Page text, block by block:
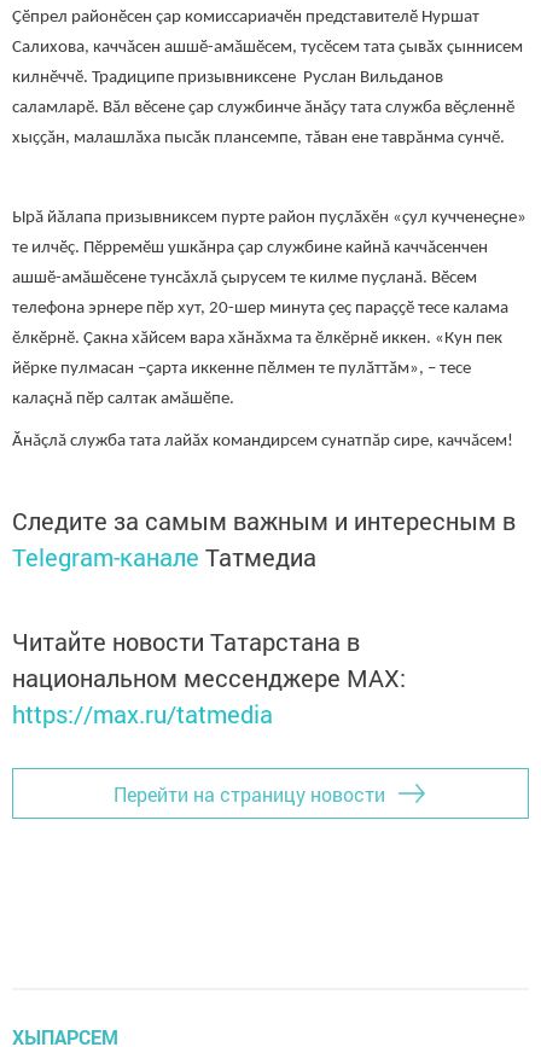
Ҫӗпрел районӗсен çар комиссариачӗн представителӗ Нуршат
Салихова, каччăсен ашшӗ-амӑшӗсем, тусӗсем тата ҫывӑх çыннисем
килнӗччӗ. Традиципе призывниксене Руслан Вильданов
саламларӗ. Вӑл вӗсене ҫар службинче ӑнӑҫу тата служба вӗҫленнӗ
хыҫҫӑн, малашлӑха пысӑк плансемпе, тăван ене таврăнма сунчӗ.
Ырӑ йӑлапа призывниксем пурте район пуҫлӑхӗн «ҫул кучченеҫне»
те илчӗç. Пӗрремӗш ушкӑнра çар службине кайнă каччăсенчен
ашшӗ-амӑшӗсене тунсăхлă ҫырусем те килме пуҫланă. Вӗсем
телефона эрнере пӗр хут, 20-шер минута ҫеҫ параҫҫӗ тесе калама
ӗлкӗрнӗ. Çакна хӑйсем вара хӑнӑхма та ӗлкӗрнӗ иккен. «Кун пек
йӗрке пулмасан –ҫарта иккенне пӗлмен те пулӑттӑм», – тесе
калаçнă пӗр салтак амăшӗпе.
Ăнăçлă служба тата лайӑх командирсем сунатпăр сире, каччăсем!
Следите за самым важным и интересным в
Telegram-канале Татмедиа
Читайте новости Татарстана в
национальном мессенджере MАХ:
https://max.ru/tatmedia
Перейти на страницу новости
ХЫПАРСЕМ